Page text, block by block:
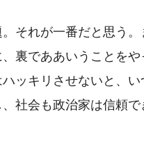
。それが一番だと思う
裏でああいうことを
ハッキリさせないと、
社会も政治家は信頼で